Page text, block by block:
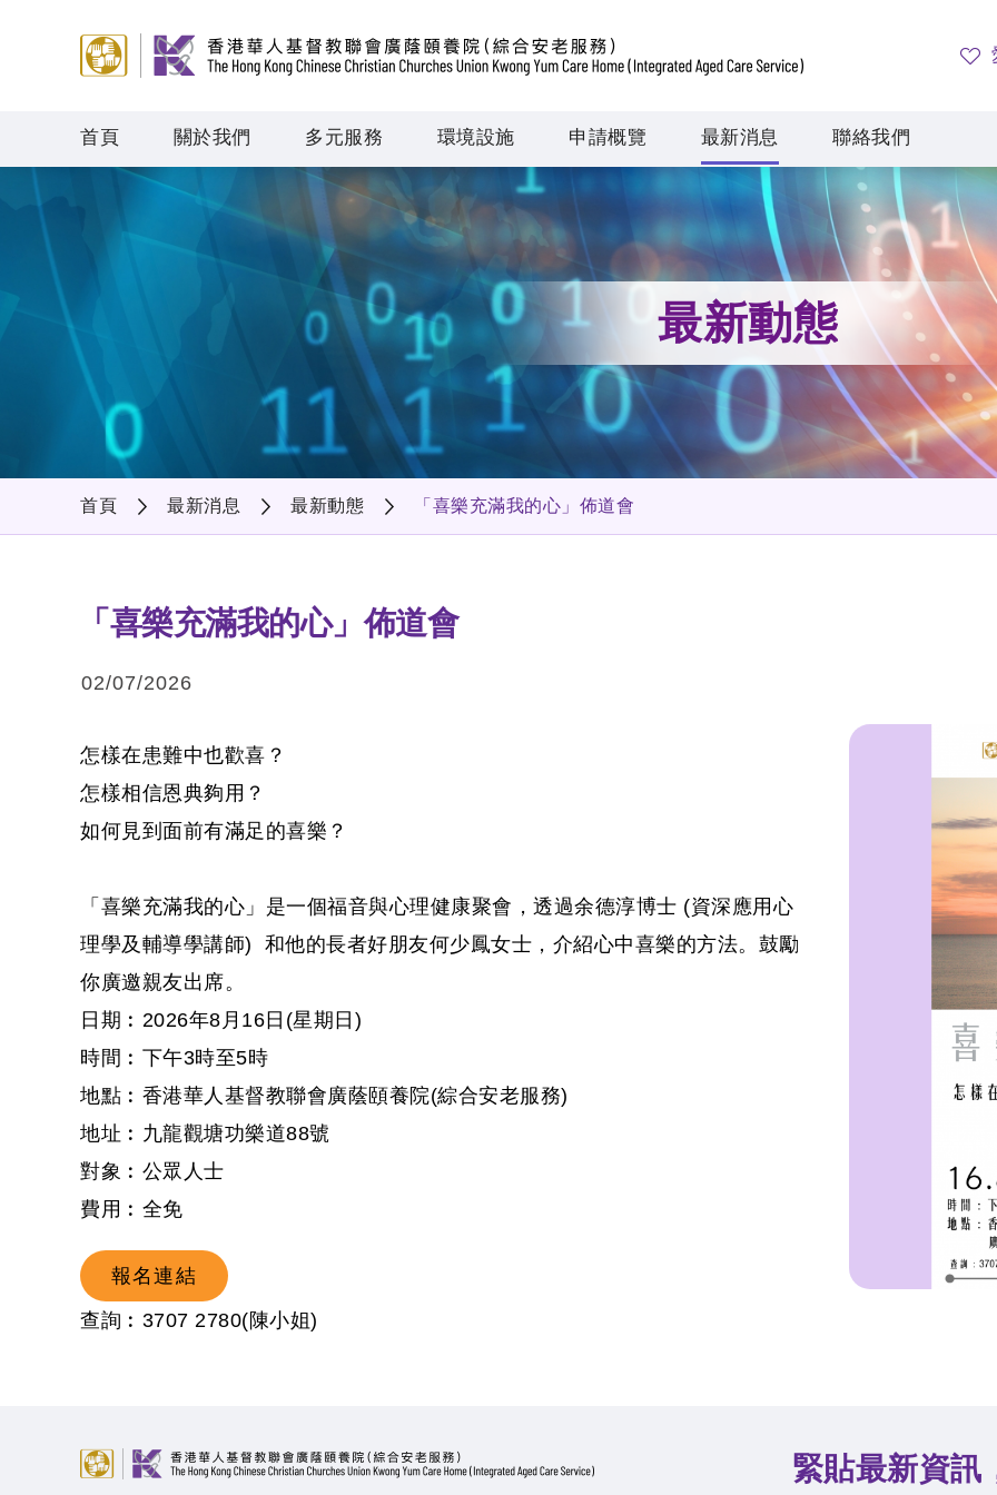
首頁 關於我們 多元服務 環境設施 申請概覽 最新消息 聯絡我們
最新動態
首頁 最新消息 最新動態 「喜樂充滿我的心」佈道會
「喜樂充滿我的心」佈道會
02/07/2026
怎樣在患難中也歡喜？
怎樣相信恩典夠用？
如何見到面前有滿足的喜樂？
「喜樂充滿我的心」是一個福音與心理健康聚會，透過余德淳博士 (資深應用心
理學及輔導學講師) 和他的長者好朋友何少鳳女士，介紹心中喜樂的方法。鼓勵
你廣邀親友出席。
日期︰2026年8月16日(星期日)
時間︰下午3時至5時
地點︰香港華人基督教聯會廣蔭頤養院(綜合安老服務)
地址︰九龍觀塘功樂道88號
對象︰公眾人士
費用︰全免
報名連結
查詢︰3707 2780(陳小姐)
緊貼最新資訊